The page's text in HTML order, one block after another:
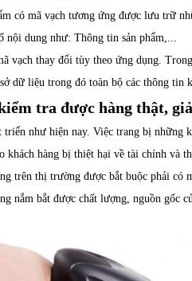
có mã vạch tương ứng được lưu trữ
nội dung như: Thông tin sản phẩm,...
vạch thay đổi tùy theo ứng dụng.
dữ liệu trong đó toàn bộ các thông tin
tra được hàng thật,
như hiện nay. Việc trang bị những
khách hàng bị thiệt hại về tài chính và
trên thị trường được bắt buộc phải có
nắm bắt được chất lượng, nguồn gốc